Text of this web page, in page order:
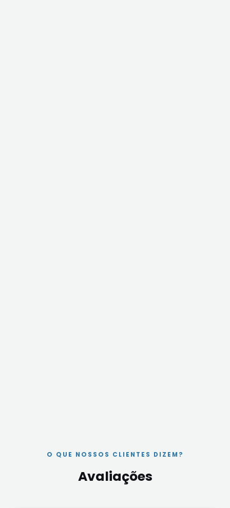
O QUE NOSSOS CLIENTES DIZEM?
Avaliações